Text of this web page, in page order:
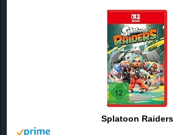
Splatoon Raiders